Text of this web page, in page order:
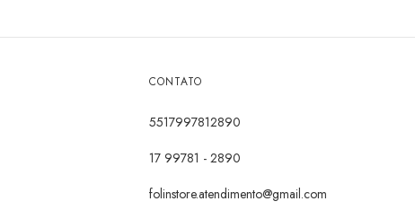
CONTATO
5517997812890
17 99781 - 2890
folinstore.atendimento@gmail.com